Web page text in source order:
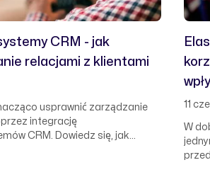
CRM - jak
relacjami z klientami
usprawnić zarządzanie
integrację
CRM. Dowiedz się, jak
11
W